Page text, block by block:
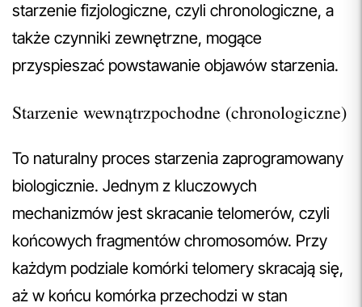
starzenie fizjologiczne, czyli chronologiczne, a
także czynniki zewnętrzne, mogące
przyspieszać powstawanie objawów starzenia.
Starzenie wewnątrzpochodne (chronologiczne)
To naturalny proces starzenia zaprogramowany
biologicznie. Jednym z kluczowych
mechanizmów jest skracanie telomerów, czyli
końcowych fragmentów chromosomów. Przy
każdym podziale komórki telomery skracają się,
aż w końcu komórka przechodzi w stan